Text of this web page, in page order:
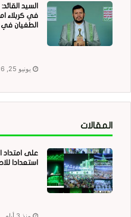
السيد
في كربلاء
الطغيان
يونيو 25, 2026
المقالات
على امتداد
استعدادا